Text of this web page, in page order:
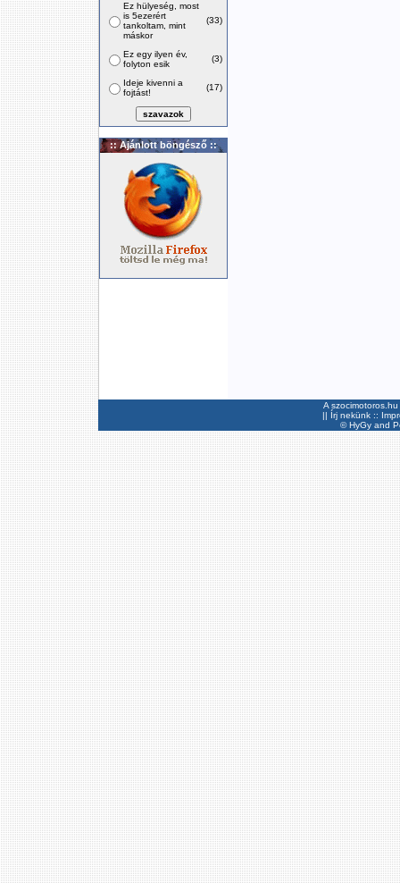
Ez hülyeség, most
is 5ezerért
tankoltam, mint
máskor
(33)
Ez egy ilyen év,
folyton esik
(3)
Ideje kivenni a
fojtást!
(17)
:: Ajánlott böngésző ::
A
|| Írj nekünk ::
©HyGyand